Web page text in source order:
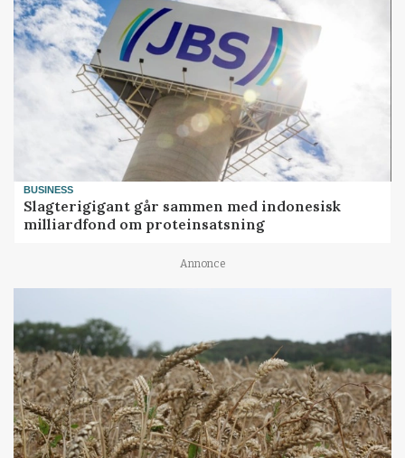
BUSINESS
Slagterigigant går sammen med indonesisk
milliardfond om proteinsatsning
Annonce